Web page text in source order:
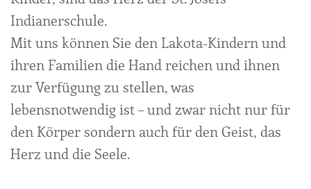
Indianerschule.
Mit uns können Sie den Lakota-Kindern und
ihren Familien die Hand reichen und ihnen
zur Verfügung zu stellen, was
lebensnotwendig ist – und zwar nicht nur für
den Körper sondern auch für den Geist, das
Herz und die Seele.